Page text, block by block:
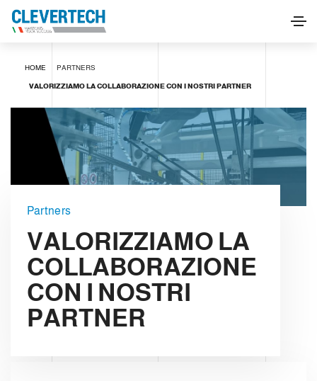
HOME PARTNERS
VALORIZZIAMO LA COLLABORAZIONE CON I NOSTRI PARTNER
Partners
VALORIZZIAMO LA
COLLABORAZIONE
CON I NOSTRI
PARTNER